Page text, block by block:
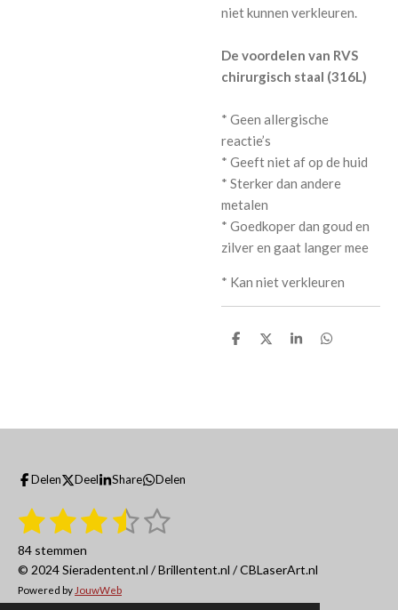
niet kunnen verkleuren.
De voordelen van RVS
chirurgisch staal (316L)
* Geen allergische
reactie’s
* Geeft niet af op de huid
* Sterker dan andere
metalen
* Goedkoper dan goud en
zilver en gaat langer mee
* Kan niet verkleuren
D
D
S
D
Delen Deel Share Delen
R
t
i
n
1
s
t
2
s
t
3
s
t
4
t
5
t
m
n
84 stemmen
© 2024 Sieradentent.nl / Brillentent.nl / CBLaserArt.nl
Powered by JouwWeb